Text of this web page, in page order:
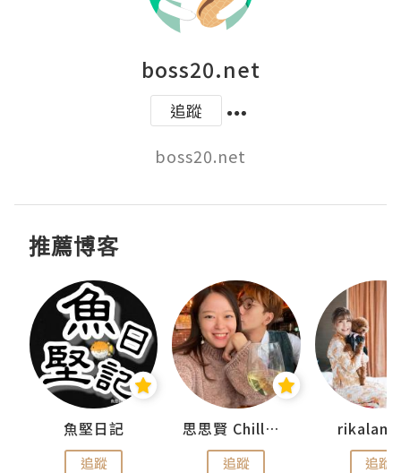
boss20.net
追蹤
boss20.net
推薦博客
魚堅日記
追蹤
思思賢 ChillMyBabe
追蹤 追蹤